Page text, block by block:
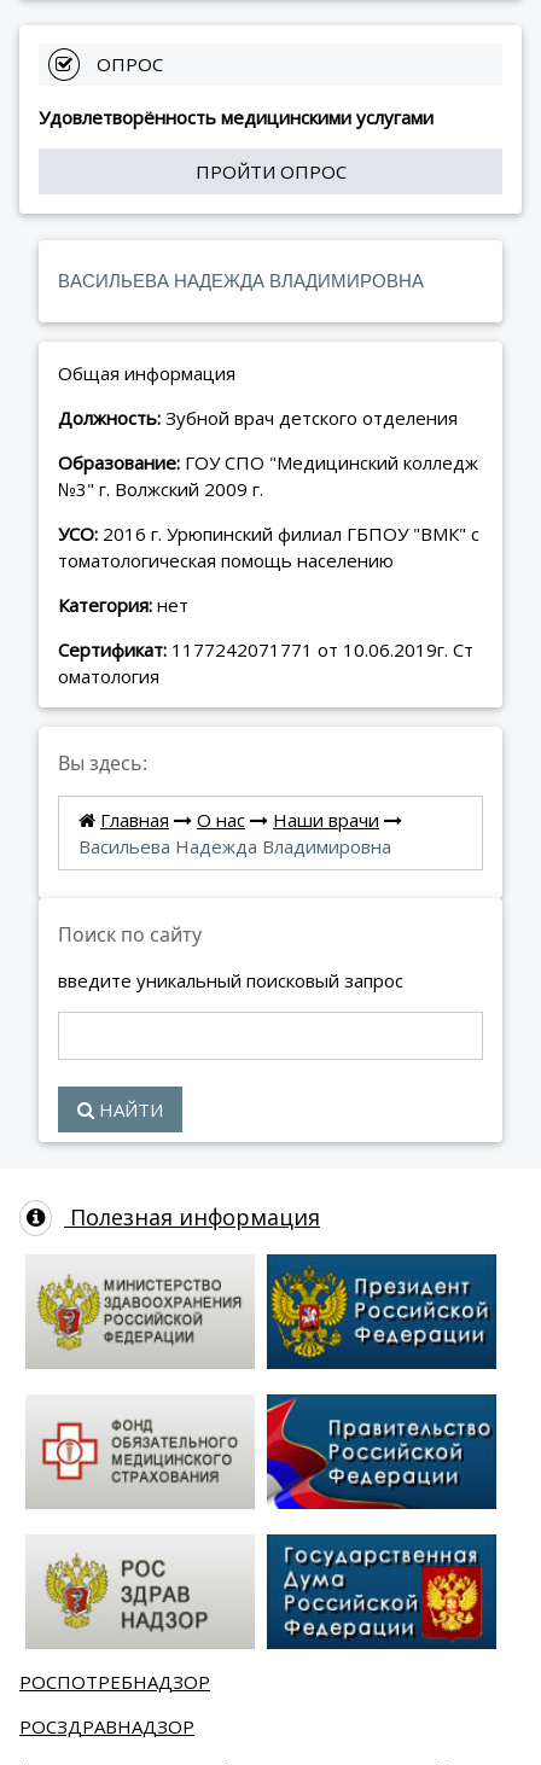
ОПРОС
Удовлетворённость медицинскими услугами
ПРОЙТИ ОПРОС
ВАСИЛЬЕВА НАДЕЖДА ВЛАДИМИРОВНА
Общая информация
Должность: Зубной врач детского отделения
Образование: ГОУ СПО "Медицинский колледж
№3" г. Волжский 2009 г.
УСО: 2016 г. Урюпинский филиал ГБПОУ "ВМК" с
томатологическая помощь населению
Категория: нет
Сертификат: 1177242071771 от 10.06.2019г. Ст
оматология
Вы здесь:
Главная О нас
Наши врачи
Васильева Надежда Владимировна
Поиск по сайту
введите уникальный поисковый запрос
НАЙТИ
Полезная информация
РОСПОТРЕБНАДЗОР
РОСЗДРАВНАДЗОР